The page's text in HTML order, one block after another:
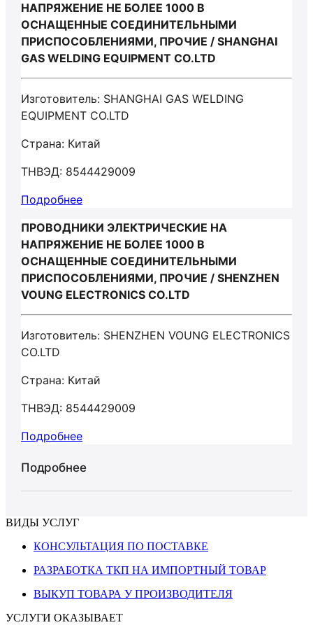
НАПРЯЖЕНИЕ НЕ БОЛЕЕ 1000 В
ОСНАЩЕННЫЕ СОЕДИНИТЕЛЬНЫМИ
ПРИСПОСОБЛЕНИЯМИ, ПРОЧИЕ / SHANGHAI
GAS WELDING EQUIPMENT CO.LTD
Изготовитель: SHANGHAI GAS WELDING
EQUIPMENT CO.LTD
Страна: Китай
ТНВЭД: 8544429009
Подробнее
ПРОВОДНИКИ ЭЛЕКТРИЧЕСКИЕ НА
НАПРЯЖЕНИЕ НЕ БОЛЕЕ 1000 В
ОСНАЩЕННЫЕ СОЕДИНИТЕЛЬНЫМИ
ПРИСПОСОБЛЕНИЯМИ, ПРОЧИЕ / SHENZHEN
VOUNG ELECTRONICS CO.LTD
Изготовитель: SHENZHEN VOUNG ELECTRONICS
CO.LTD
Страна: Китай
ТНВЭД: 8544429009
Подробнее
Подробнее
ВИДЫ УСЛУГ
КОНСУЛЬТАЦИЯ ПО ПОСТАВКЕ
РАЗРАБОТКА ТКП НА ИМПОРТНЫЙ ТОВАР
ВЫКУП ТОВАРА У ПРОИЗВОДИТЕЛЯ
УСЛУГИ ОКАЗЫВАЕТ